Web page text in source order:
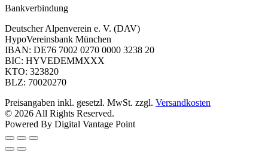
Bankverbindung
Deutscher Alpenverein e. V. (DAV)
HypoVereinsbank München
IBAN: DE76 7002 0270 0000 3238 20
BIC: HYVEDEMMXXX
KTO: 323820
BLZ: 70020270
Preisangaben inkl. gesetzl. MwSt. zzgl. Versandkosten
© 2026 All Rights Reserved.
Powered By Digital Vantage Point